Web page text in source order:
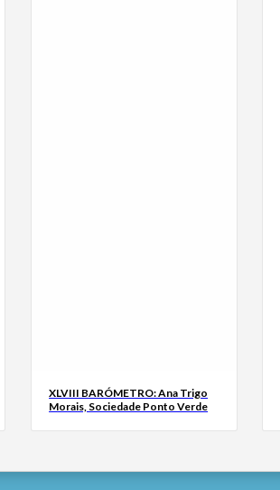
XLVIII BARÓMETRO: Ana Trigo
Morais, Sociedade Ponto Verde